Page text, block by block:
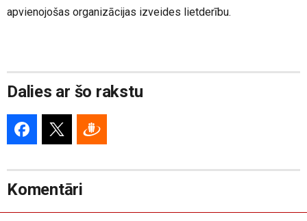
apvienojošas organizācijas izveides lietderību.
Dalies ar šo rakstu
Komentāri